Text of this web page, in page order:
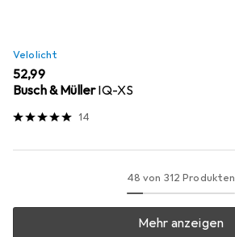
Velolicht
EUR
52,99
Busch & MüllerIQ-XS
14
48 von 312 Produkten
Mehr anzeigen